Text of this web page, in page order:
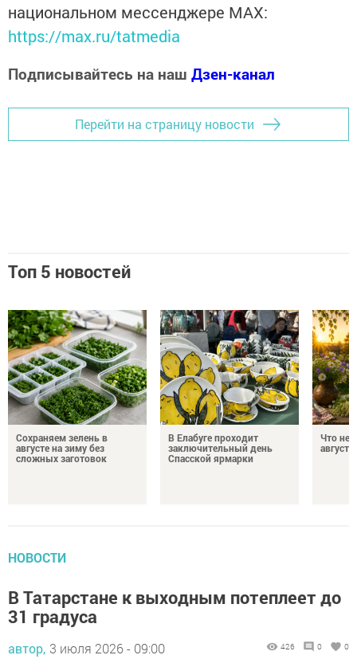
национальном мессенджере MАХ:
https://max.ru/tatmedia
Подписывайтесь на наш Дзен-канал
Перейти на страницу новости
Топ 5 новостей
Сохраняем зелень в
августе на зиму без
сложных заготовок
В Елабуге проходит
заключительный день
Спасской ярмарки
Что
НОВОСТИ
В Татарстане к выходным потеплеет до
31 градуса
автор, 3 июля 2026 - 09:00 426 0 0